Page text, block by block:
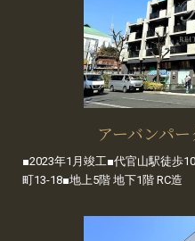
アーバンパ
■2023年1月竣工■代官山駅徒歩
町13-18■地上5階 地下1階 RC造